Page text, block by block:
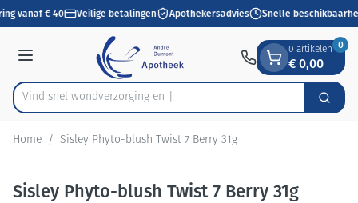
Ga naar de inhoud
1 van 1
vanaf € 40 Veilige betalingen Apothekersadvies Snelle
Menu
Product, merk, categorie...
Vind snel wondverzorg Zoek
0 artikelen
€ 0,00
0
Home / Sisley Phyto-blush Twist 7 Berry 31g
Sisley Phyto-blush Twist 7 Berry 31g